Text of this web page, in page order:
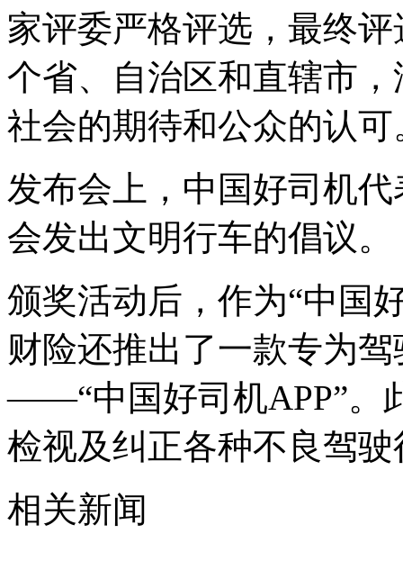
家评委严格评选，最终
个省、自治区和直辖市
社会的期待和公众的认可
发布会上，中国好司机
会发出文明行车的倡议。
颁奖活动后，作为“中国
财险还推出了一款专为
——“中国好司机APP”。
检视及纠正各种不良驾
相关新闻